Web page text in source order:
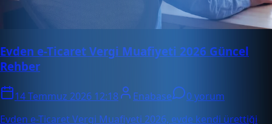
Evden e-Ticaret Vergi Muafiyeti 2026 Güncel
Rehber
14 Temmuz 2026 12:18 Enabase
0 yorum
Evden e-Ticaret Vergi Muafiyeti 2026, evde kendi ürettiği